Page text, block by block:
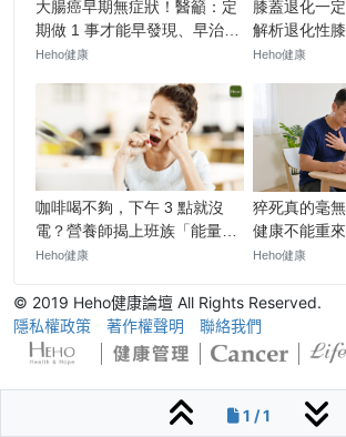
1 / 1
© 2019 Heho健康論壇 All Rights Reserved.
隱私權政策
著作權聲明 聯絡我們